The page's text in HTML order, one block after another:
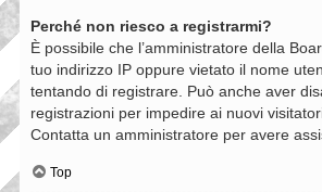
Perché non riesco a registrarmi?
È possibile che l’amministratore della
tuo indirizzo IP oppure vietato il nome
tentando di registrare. Può anche aver
registrazioni per impedire ai nuovi
Contatta un amministratore per avere
Top